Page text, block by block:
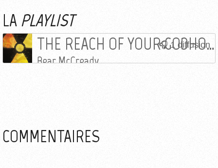
LA PLAYLIST
1 diffusionTHE REACH OF YOUR GODHOOD
Bear McCready
COMMENTAIRES